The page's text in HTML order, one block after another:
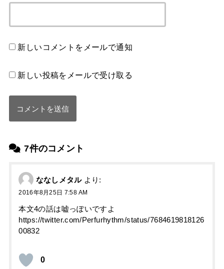
7件のコメント
ななしメタル より:
2016年8月25日 7:58 AM
本文4の話は嘘っぽいですよ
https://twitter.com/Perfurhythm/status/7684619818126
00832
0
新しいコメントをメールで通知
新しい投稿をメールで受け取る